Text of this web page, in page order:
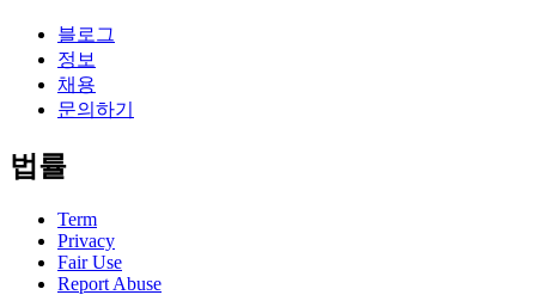
블로그
정보
채용
문의하기
법률
Term
Privacy
Fair Use
Report Abuse